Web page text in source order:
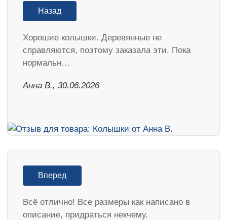
Назад
Хорошие колышки. Деревянные не
справляются, поэтому заказала эти. Пока
нормальн…
Анна В., 30.06.2026
Вперед
Всё отлично! Все размеры как написано в
описание, придраться некчему.